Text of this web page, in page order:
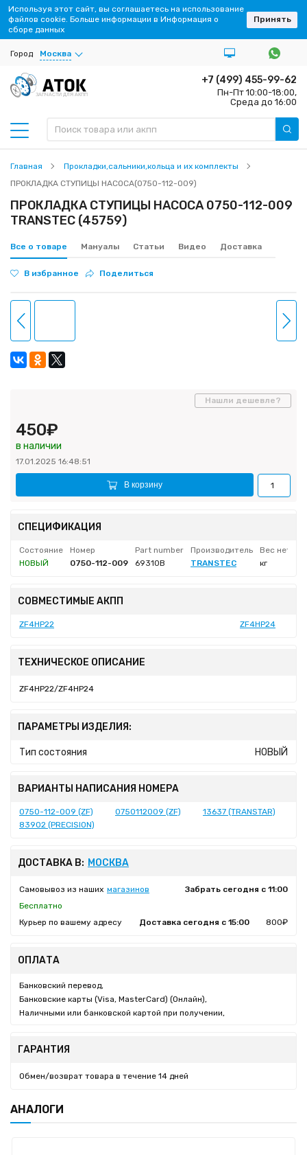
Город Москва
ЗАПЧАСТИ ДЛЯ АКПП
+7 (499) 455-99-62
Пн-Пт 10:00-18:00,
Среда до 16:00
Главная
Прокладки,сальники,кольца и их комплекты
ПРОКЛАДКА СТУПИЦЫ НАСОСА(0750-112-009)
ПРОКЛАДКА СТУПИЦЫ НАСОСА 0750-112-009
TRANSTEC (45759)
Все о товаре Мануалы Статьи Видео Доставка
В избранное Поделиться
450₽
в наличии
17.01.2025 16:48:51
В корзину
Нашли дешевле?
СПЕЦИФИКАЦИЯ
Состояние Номер Part number Производитель
Вес нетто
НОВЫЙ
0750-112-009 69310B TRANSTEC кг
СОВМЕСТИМЫЕ АКПП
ZF4HP22 ZF4HP24
ТЕХНИЧЕСКОЕ ОПИСАНИЕ
ZF4HP22/ZF4HP24
ПАРАМЕТРЫ ИЗДЕЛИЯ:
Тип состояния НОВЫЙ
ВАРИАНТЫ НАПИСАНИЯ НОМЕРА
0750-112-009 (ZF) 0750112009 (ZF)
13637 (TRANSTAR)
83902 (PRECISION)
ДОСТАВКА В: МОСКВА
Самовывоз из наших магазинов
Забрать сегодня с 11:00
Бесплатно
Курьер по вашему адресу
Доставка сегодня с 15:00 800₽
ОПЛАТА
Банковский перевод,
Банковские карты (Visa, MasterCard) (Онлайн),
Наличными или банковской картой при получении,
ГАРАНТИЯ
Обмен/возврат товара в течение 14 дней
АНАЛОГИ
Используя этот сайт, вы соглашаетесь на использование
файлов cookie. Больше информации в Информация о
сборе данных
Принять